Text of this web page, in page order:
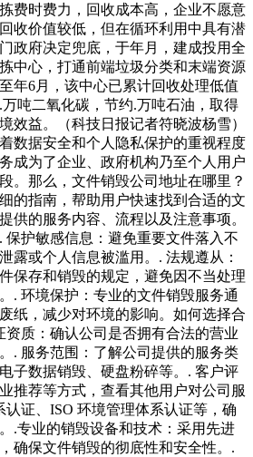
费时费力，回收成本高，企业不愿意
收价值较低，但在循环利用中具有潜
政府决定兜底，于年月，建成投用全
中心，打通前端垃圾分类和末端资源
年6月，该中心已累计回收处理低值
吨二氧化碳，节约.万吨石油，取得
效益。（科技日报记者符晓波杨雪）
数据安全和个人隐私保护的重视程度
成为了企业、政府机构乃至个人用户
。那么，文件销毁公司地址在哪里？
的指南，帮助用户快速找到合适的文
供的服务内容、流程以及注意事项。
保护敏感信息：避免重要文件落入不
露或个人信息被滥用。. 法规遵从：
保存和销毁的规定，避免因不当处理
. 环境保护：专业的文件销毁服务通
纸，减少对环境的影响。如何选择合
资质：确认公司是否拥有合法的营业
. 服务范围：了解公司提供的服务类
子数据销毁、硬盘粉碎等。. 客户评
推荐等方式，查看其他用户对公司服
证、ISO 环境管理体系认证等，确
.专业的销毁设备和技术：采用先进
确保文件销毁的彻底性和安全性。.